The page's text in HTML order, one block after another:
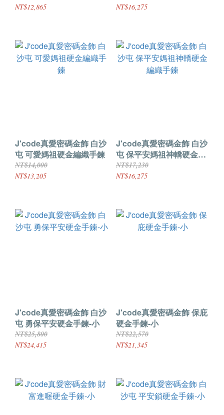
NT$12,865 NT$16,275
J'code真愛密碼金飾 白沙
屯 可愛媽祖硬金編織手鍊
NT$14,000
NT$13,205
J'code真愛密碼金飾 白沙
屯 保平安媽祖神轎硬金編
織手鍊
NT$17,230
NT$16,275
J'code真愛密碼金飾 白沙
屯 勇保平安硬金手鍊-小
NT$25,800
NT$24,415
J'code真愛密碼金飾 保庇
硬金手鍊-小
NT$22,570
NT$21,345